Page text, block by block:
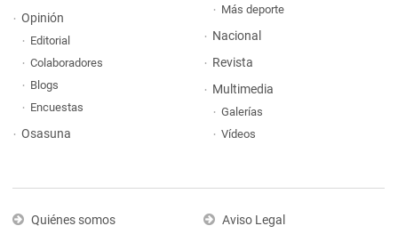
Opinión
Editorial
Colaboradores
Blogs
Encuestas
Osasuna
Más deporte
Nacional
Revista
Multimedia
Galerías
Vídeos
Quiénes somos Aviso Legal